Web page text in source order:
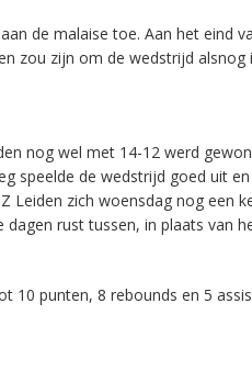
de malaise toe. Aan het eind
zou zijn om de wedstrijd alsnog
nog wel met 14-12 werd
speelde de wedstrijd goed uit
Leiden zich woensdag nog een
rust tussen, in plaats van
10 punten, 8 rebounds en 5